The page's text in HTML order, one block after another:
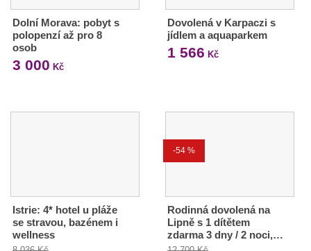
Dolní Morava: pobyt s
polopenzí až pro 8
osob
3 000 Kč
Dovolená v Karpaczi s
jídlem a aquaparkem
1 566 Kč
Istrie: 4* hotel u pláže
se stravou, bazénem i
wellness
-54 %
Rodinná dovolená na
Lipně s 1 dítětem
zdarma 3 dny / 2 noci,…